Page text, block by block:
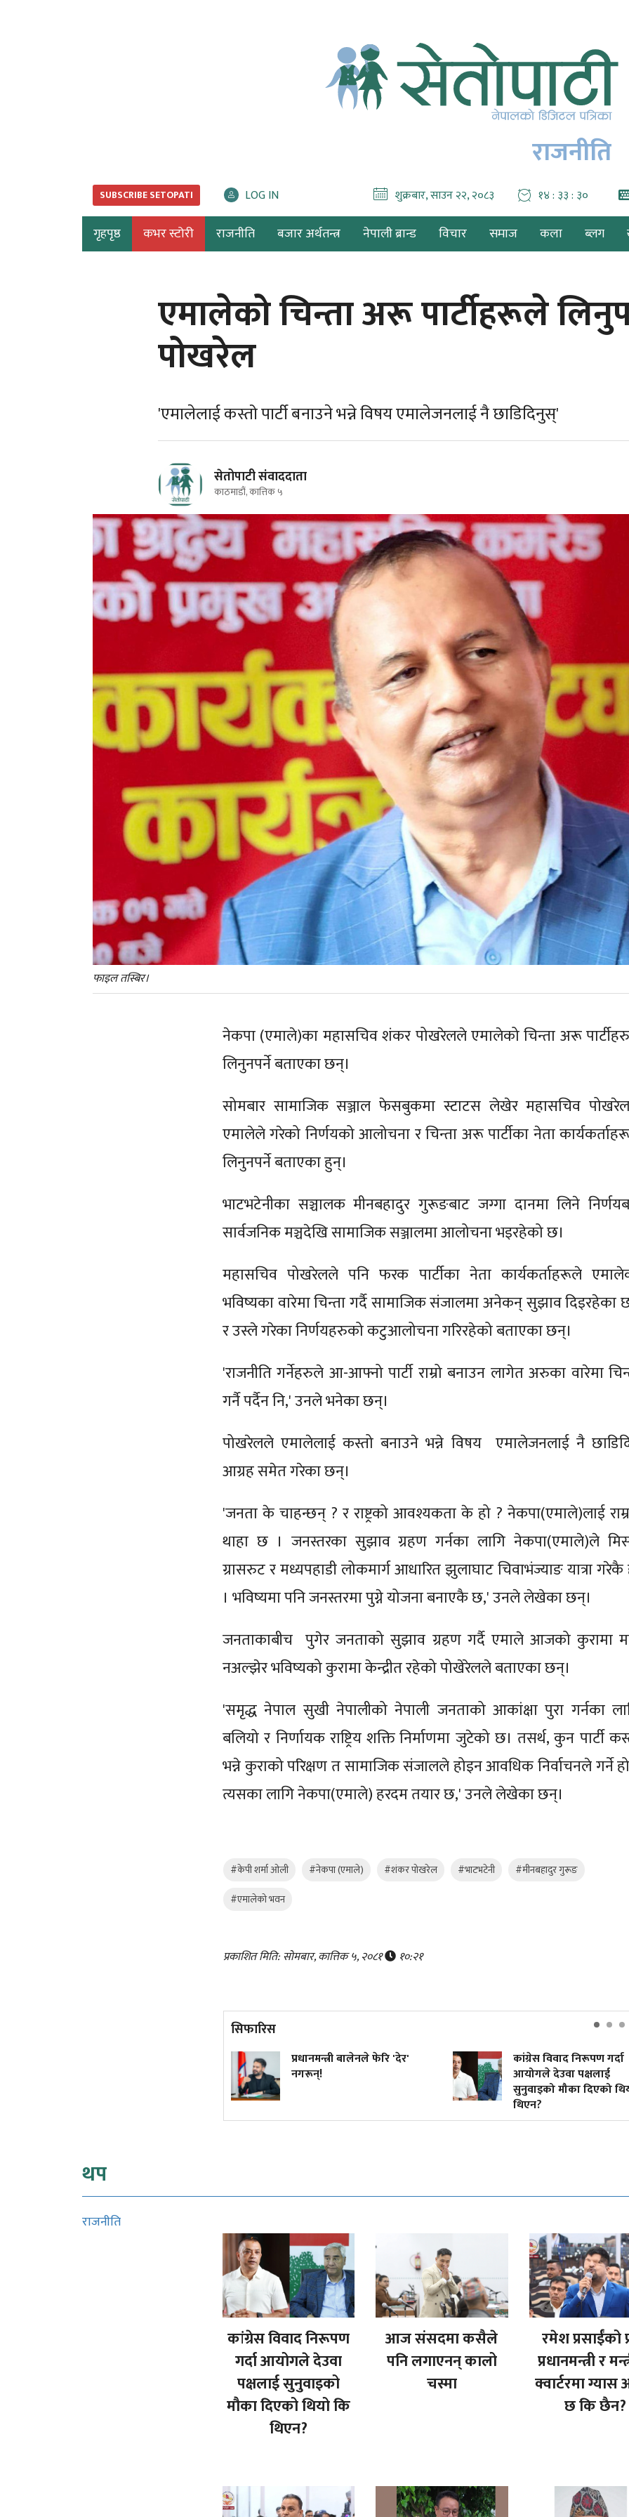
राजनीति
SUBSCRIBE SETOPATI LOG IN शुक्रबार, साउन २२, २०८३ १४ : ३३ : ३१
गृहपृष्ठ कभर स्टोरी राजनीति बजार अर्थतन्त्र नेपाली ब्रान्ड विचार समाज कला ब्लग
एमालेको चिन्ता अरू पार्टीहरूले
पोखरेल
'एमालेलाई कस्तो पार्टी बनाउने भन्ने विषय एमालेजनलाई नै छाडिदिनुस्'
सेतोपाटी संवाददाता
काठमाडौं, कात्तिक ५
फाइल तस्बिर।
नेकपा (एमाले)का महासचिव शंकर पोखरेलले एमालेको चिन्ता अरू
लिनुनपर्ने बताएका छन्।
सोमबार सामाजिक सञ्जाल फेसबुकमा स्टाटस लेखेर महासचिव
एमालेले गरेको निर्णयको आलोचना र चिन्ता अरू पार्टीका नेता
लिनुनपर्ने बताएका हुन्।
भाटभटेनीका सञ्चालक मीनबहादुर गुरूङबाट जग्गा दानमा लिने
सार्वजनिक मञ्चदेखि सामाजिक सञ्जालमा आलोचना भइरहेको छ।
महासचिव पोखरेलले पनि फरक पार्टीका नेता कार्यकर्ताहरूले
भविष्यका वारेमा चिन्ता गर्दै सामाजिक संजालमा अनेकन् सुझाव दिइरहेका
र उस्ले गरेका निर्णयहरुको कटुआलोचना गरिरहेको बताएका छन्।
'राजनीति गर्नेहरुले आ-आफ्नो पार्टी राम्रो बनाउन लागेत अरुका वारेमा
गर्नै पर्दैन नि,' उनले भनेका छन्।
पोखरेलले एमालेलाई कस्तो बनाउने भन्ने विषय एमालेजनलाई नै
आग्रह समेत गरेका छन्।
'जनता के चाहन्छन् ? र राष्ट्रको आवश्यकता के हो ? नेकपा(एमाले)लाई
थाहा छ । जनस्तरका सुझाव ग्रहण गर्नका लागि नेकपा(एमाले)ले
ग्रासरुट र मध्यपहाडी लोकमार्ग आधारित झुलाघाट चिवाभंज्याङ यात्रा गरेकै
। भविष्यमा पनि जनस्तरमा पुग्ने योजना बनाएकै छ,' उनले लेखेका छन्।
जनताकाबीच पुगेर जनताको सुझाव ग्रहण गर्दै एमाले आजको कुरामा
नअल्झेर भविष्यको कुरामा केन्द्रीत रहेको पोखेरेलले बताएका छन्।
'समृद्ध नेपाल सुखी नेपालीको नेपाली जनताको आकांक्षा पुरा गर्नका
बलियो र निर्णायक राष्ट्रिय शक्ति निर्माणमा जुटेको छ। तसर्थ, कुन पार्टी
भन्ने कुराको परिक्षण त सामाजिक संजालले होइन आवधिक निर्वाचनले गर्ने
त्यसका लागि नेकपा(एमाले) हरदम तयार छ,' उनले लेखेका छन्।
#केपी शर्मा ओली #नेकपा (एमाले) #शंकर पोखरेल #भाटभटेनी
#मीनबहादुर गुरूङ
#एमालेको भवन
प्रकाशित मिति: सोमबार, कात्तिक ५, २०८१ १०:२१
सिफारिस
प्रधानमन्त्री बालेनले फेरि 'देर'
नगरून्!
कांग्रेस विवाद निरूपण गर्दा
आयोगले देउवा पक्षलाई
सुनुवाइको मौका दिएको थियो कि
थिएन?
थप
राजनीति
कांग्रेस विवाद निरूपण
गर्दा आयोगले देउवा
पक्षलाई सुनुवाइको
मौका दिएको थियो कि
थिएन?
आज संसदमा कसैले
पनि लगाएनन् कालो
चस्मा
रमेश प्रसाईंको
प्रधानमन्त्री र
क्वार्टरमा ग्यास
छ कि छैन?